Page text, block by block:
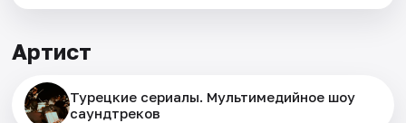
Артист
Турецкие сериалы. Мультимедийное шоу
саундтреков